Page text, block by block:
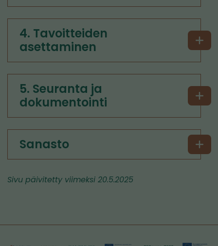
4. Tavoitteiden
asettaminen
5. Seuranta ja
dokumentointi
Sanasto
Sivu päivitetty viimeksi 20.5.2025